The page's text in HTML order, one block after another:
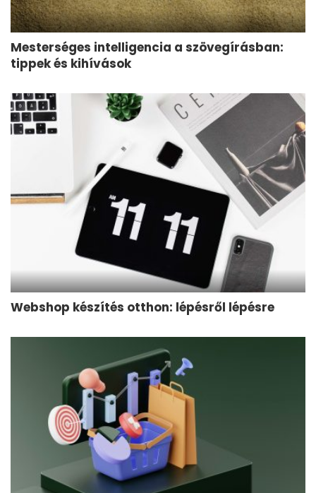
Mesterséges intelligencia a szövegírásban:
tippek és kihívások
Webshop készítés otthon: lépésről lépésre